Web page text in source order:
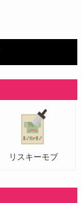
リスキーモブ